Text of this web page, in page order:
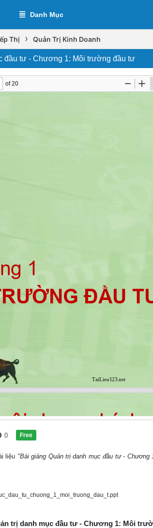
Danh Mục
Thị › Quản Trị Kinh Doanh
đầu tư - Chương 1: Môi trường đầu tư
0 Free
liệu "Bài giảng Quản trị danh mục đầu tư -
trị danh mục đầu tư - Chương 1: Môi